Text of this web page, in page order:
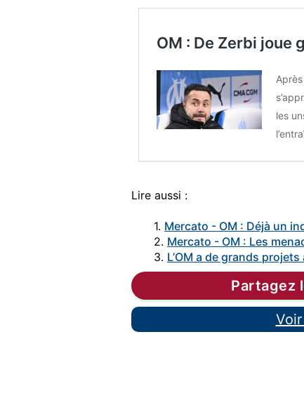
OM : De Zerbi joue
les
Lire aussi :
1. Mercato - OM : Déjà un
2. Mercato - OM : Les
3. L’OM a de grands
Partagez